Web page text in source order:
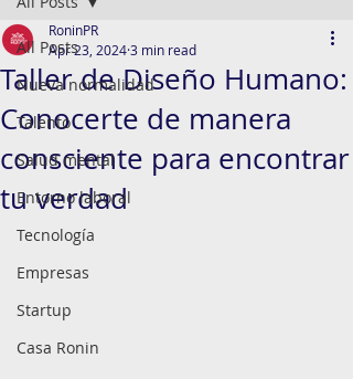
All Posts
Nueva normalidad
Talento
Salud mental
Entorno laboral
Tecnología
Empresas
Startup
Casa Ronin
Taller de Diseño Humano:
Conocerte de manera
consciente para encontrar
tu verdad
RoninPR
Apr 23, 20243 min read